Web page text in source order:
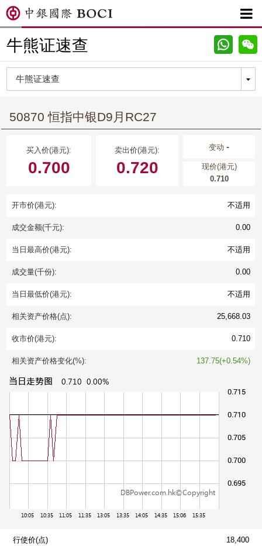

牛熊证速查
50870 恒指中银D9月RC27
买入价(港元):
0.700
卖出价(港元):
0.720
变动-
现价(港元)
0.710
开市价(港元): 不适用
成交金额(千元): 0.00
当日最高价(港元): 不适用
成交量(千份): 0.00
当日最低价(港元): 不适用
相关资产价格(点): 25,668.03
收市价(港元): 0.710
相关资产价格变化(%): 137.75(+0.54%)
行使价(点) 18,400